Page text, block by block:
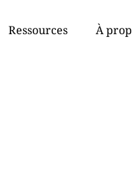
Ressources À